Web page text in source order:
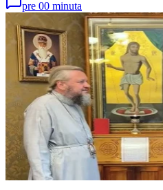
pre 00 minuta